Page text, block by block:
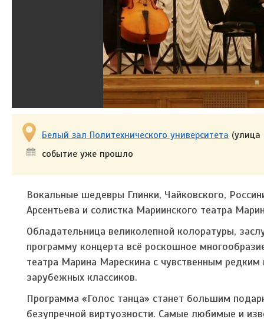
Белый зал Политехнического университета (улица
событие уже прошло
Вокальные шедевры Глинки, Чайковского,
Арсентьева и солистка Мариинского театра
Обладательница великолепной колоратуры,
программу концерта всё роскошное
театра Марина Марескина с чувственным
зарубежных классиков.
Программа «Голос танца» станет большим
безупречной виртуозности. Самые любимые и